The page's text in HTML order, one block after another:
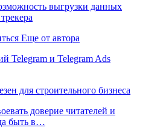
выгрузки данных
Еще от автора
Telegram и Telegram Ads
для строительного бизнеса
доверие читателей и
быть в…